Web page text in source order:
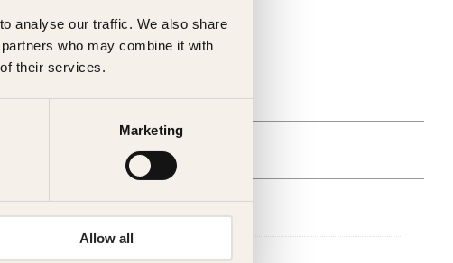
analyse our traffic. We also share
who may combine it with
their services.
Marketing
Allow all
Kagge Forlag AS,